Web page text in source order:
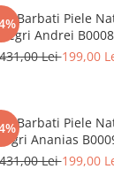
Barbati Piele
Negri Andrei
Lei199,00
Barbati Piele
Negri Ananias
Lei199,00